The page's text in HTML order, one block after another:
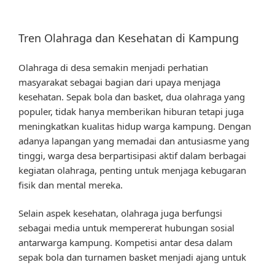
Tren Olahraga dan Kesehatan di Kampung
Olahraga di desa semakin menjadi perhatian
masyarakat sebagai bagian dari upaya menjaga
kesehatan. Sepak bola dan basket, dua olahraga yang
populer, tidak hanya memberikan hiburan tetapi juga
meningkatkan kualitas hidup warga kampung. Dengan
adanya lapangan yang memadai dan antusiasme yang
tinggi, warga desa berpartisipasi aktif dalam berbagai
kegiatan olahraga, penting untuk menjaga kebugaran
fisik dan mental mereka.
Selain aspek kesehatan, olahraga juga berfungsi
sebagai media untuk mempererat hubungan sosial
antarwarga kampung. Kompetisi antar desa dalam
sepak bola dan turnamen basket menjadi ajang untuk